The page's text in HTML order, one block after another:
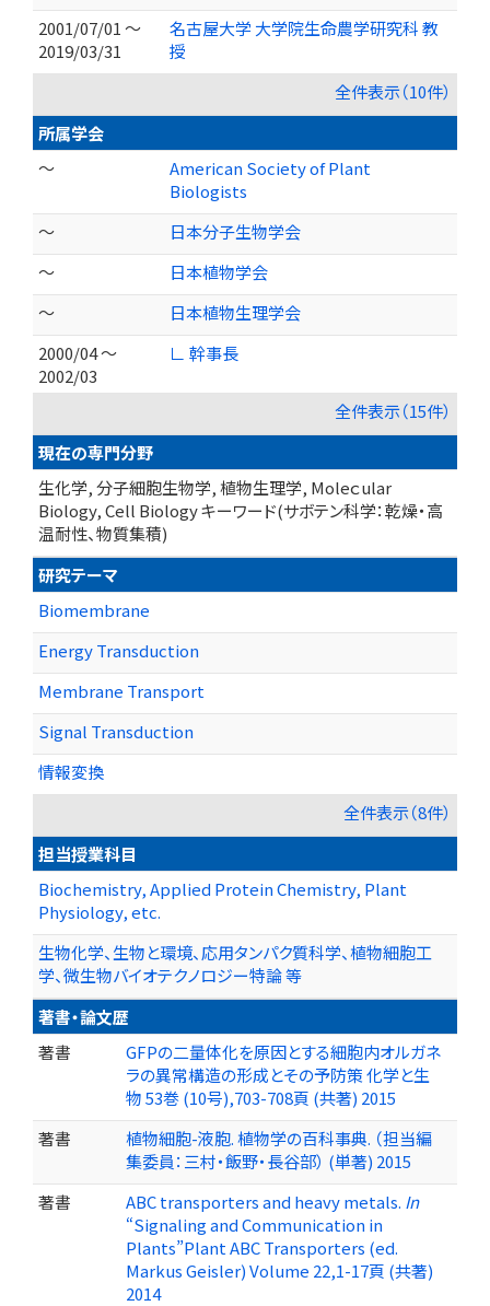
2001/07/01 ～
2019/03/31
名古屋大学 大学院生命農学研究科 教
授
全件表示（10件）
所属学会
～
American Society of Plant
Biologists
～
日本分子生物学会
～
日本植物学会
～
日本植物生理学会
2000/04 ～
2002/03
∟ 幹事長
全件表示（15件）
現在の専門分野
生化学, 分子細胞生物学, 植物生理学, Moleｃular
Biology, Cell Biology キーワード(サボテン科学：乾燥・高
温耐性、物質集積)
研究テーマ
Biomembrane
Energy Transduction
Membrane Transport
Signal Transduction
情報変換
全件表示（8件）
担当授業科目
Biochemistry, Applied Protein Chemistry, Plant
Physiology, etc.
生物化学、生物と環境、応用タンパク質科学、植物細胞工
学、微生物バイオテクノロジー特論 等
著書・論文歴
著書
GFPの二量体化を原因とする細胞内オルガネ
ラの異常構造の形成とその予防策 化学と生
物 53巻 (10号),703-708頁 (共著) 2015
著書
植物細胞-液胞. 植物学の百科事典. （担当編
集委員：三村・飯野・長谷部） (単著) 2015
著書
ABC transporters and heavy metals. In
“Signaling and Communication in
Plants”Plant ABC Transporters (ed.
Markus Geisler) Volume 22,1-17頁 (共著)
2014